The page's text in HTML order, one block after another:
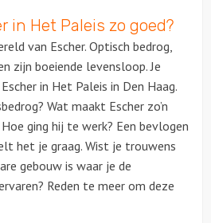
Workshops
workshops
workshops
workshops
workshops
in Het Paleis zo goed?
van Escher. Optisch bedrog,
zijn boeiende levensloop. Je
in Het Paleis in Den Haag.
Wat maakt Escher zo’n
ging hij te werk? Een bevlogen
het je graag. Wist je trouwens
gebouw is waar je de
Reden te meer om deze